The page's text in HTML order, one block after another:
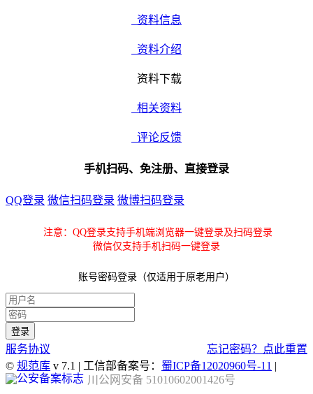
资料信息
资料介绍
资料下载
相关资料
评论反馈
手机扫码、免注册、直接登录
QQ登录 微信扫码登录 微博扫码登录
注意：QQ登录支持手机端浏览器一键登录及扫码登录
微信仅支持手机扫码一键登录
账号密码登录（仅适用于原老用户）
服务协议
忘记密码？点此重置
© 规范库 v 7.1 | 工信部备案号： 蜀ICP备12020960号-11 |
川公网安备 51010602001426号